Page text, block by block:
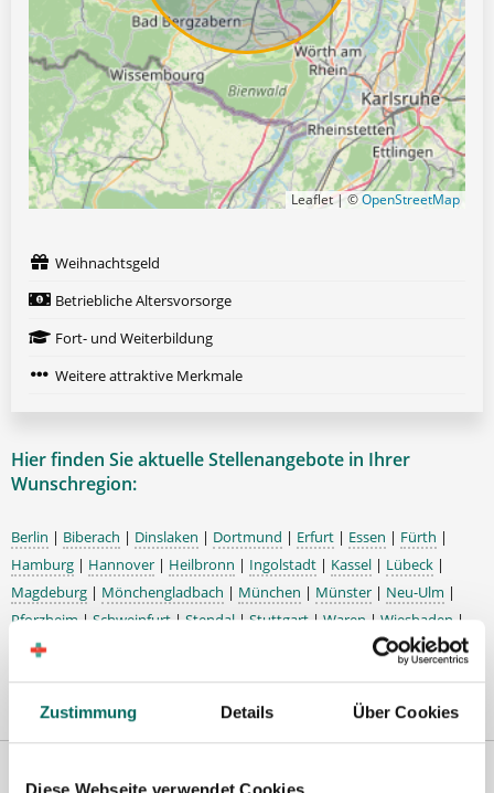
Zustimmung Details Über Cookies
Diese Webseite verwendet Cookies
Leaflet | ©OpenStreetMap
Weihnachtsgeld
Betriebliche Altersvorsorge
Fort- und Weiterbildung
Weitere attraktive Merkmale
Hier finden Sie aktuelle Stellenangebote in Ihrer
Wunschregion:
Berlin | Biberach | Dinslaken | Dortmund | Erfurt | Essen | Fürth |
Hamburg | Hannover | Heilbronn | Ingolstadt | Kassel | Lübeck |
Magdeburg | Mönchengladbach | München | Münster | Neu-Ulm |
Pforzheim | Schweinfurt | Stendal | Stuttgart | Waren | Wiesbaden |
Wilhelmshaven